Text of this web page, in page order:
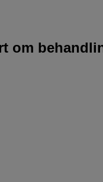
om